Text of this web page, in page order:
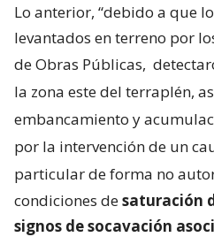
Lo anterior, “debido a que
levantados en terreno por
de Obras Públicas,
la zona este del terraplén,
embancamiento y
por la intervención de un
particular de forma no
condiciones desaturación
signos de socavación